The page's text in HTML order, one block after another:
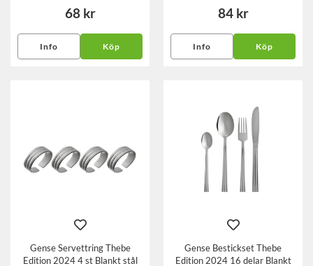
68 kr
Info Köp
84 kr
Info Köp
Gense Servettring Thebe
Edition 2024 4 st Blankt stål
Gense Bestickset Thebe
Edition 2024 16 delar Blankt